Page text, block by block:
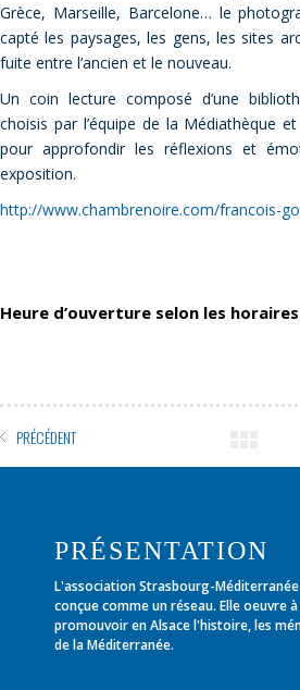
Grèce, Marseille, Barcelone… le
capté les paysages, les gens, les sites
fuite entre l’ancien et le nouveau.
Un coin lecture composé d’une
choisis par l’équipe de la Médiathèque
pour approfondir les réflexions et
exposition.
http://www.chambrenoire.com/francois-
Heure d’ouverture selon les
PRÉCÉDENT
PRÉSENTATION
L'association Strasbourg-
conçue comme un réseau. Elle oeuvre
promouvoir en Alsace l'histoire, les
de la Méditerranée.